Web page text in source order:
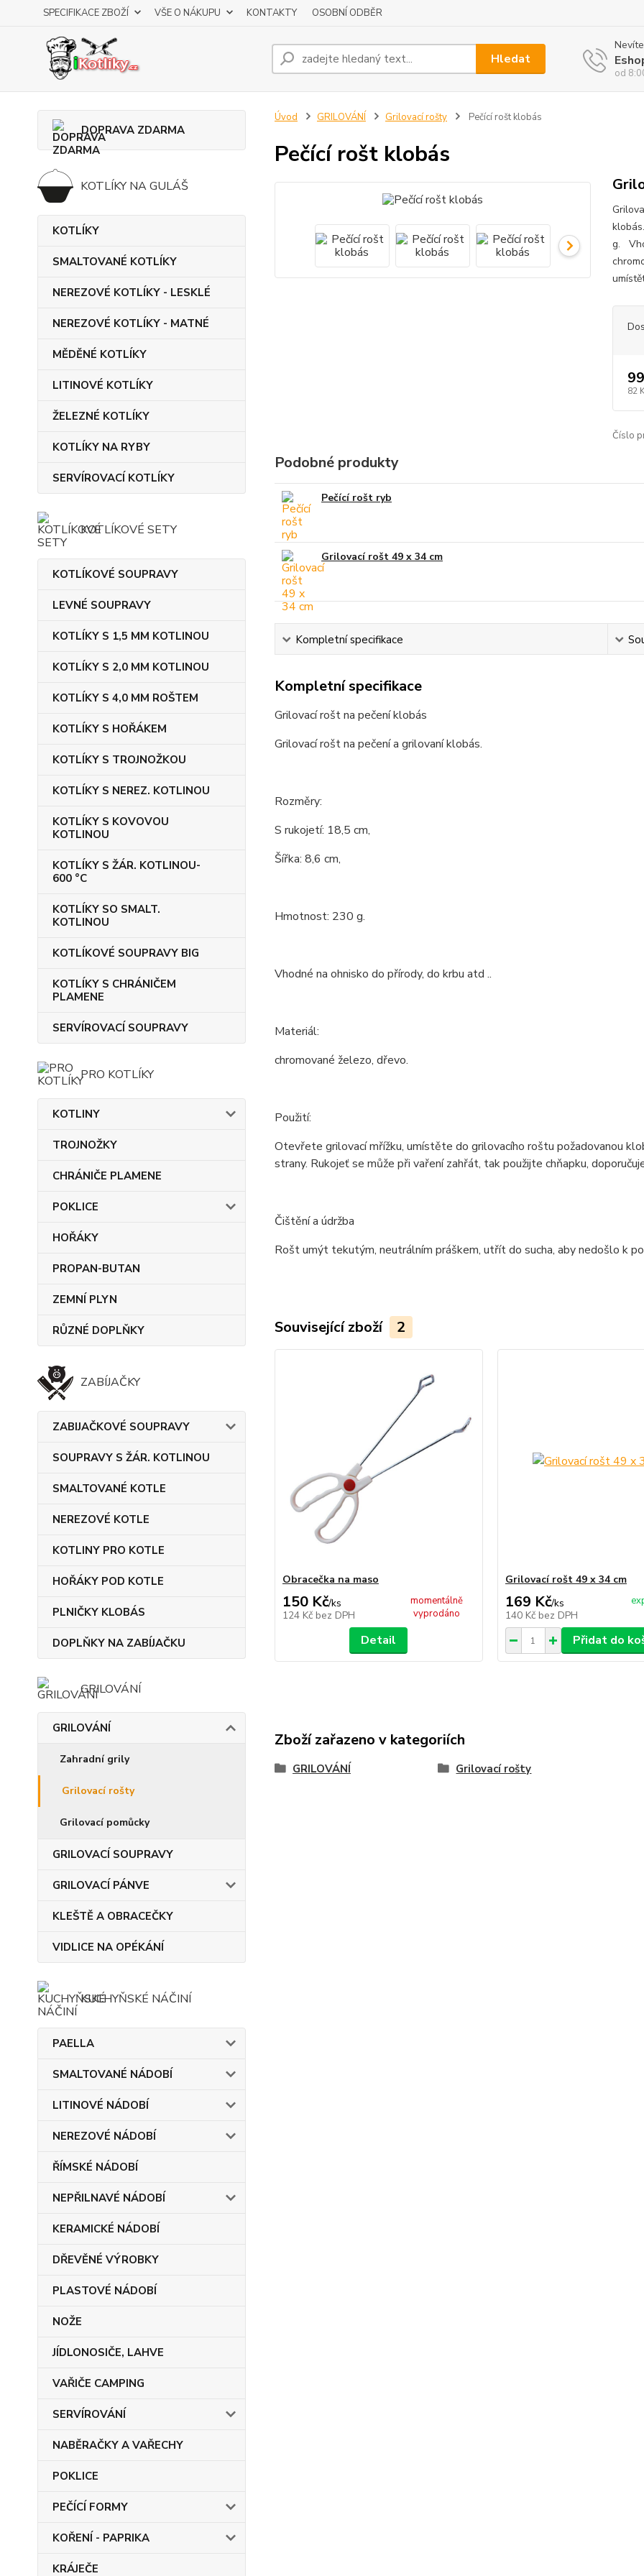
SPECIFIKACE ZBOŽÍ VŠE O NÁKUPU KONTAKTY OSOBNÍ ODBĚR
Hledat
od
DOPRAVA ZDARMA
KOTLÍKY NA GULÁŠ
KOTLÍKY
SMALTOVANÉ KOTLÍKY
NEREZOVÉ KOTLÍKY - LESKLÉ
NEREZOVÉ KOTLÍKY - MATNÉ
MĚDĚNÉ KOTLÍKY
LITINOVÉ KOTLÍKY
ŽELEZNÉ KOTLÍKY
KOTLÍKY NA RYBY
SERVÍROVACÍ KOTLÍKY
KOTLÍKOVÉ SETY
KOTLÍKOVÉ SOUPRAVY
LEVNÉ SOUPRAVY
KOTLÍKY S 1,5 MM KOTLINOU
KOTLÍKY S 2,0 MM KOTLINOU
KOTLÍKY S 4,0 MM ROŠTEM
KOTLÍKY S HOŘÁKEM
KOTLÍKY S TROJNOŽKOU
KOTLÍKY S NEREZ. KOTLINOU
KOTLÍKY S KOVOVOU
KOTLINOU
KOTLÍKY S ŽÁR. KOTLINOU-
600 °C
KOTLÍKY SO SMALT.
KOTLINOU
KOTLÍKOVÉ SOUPRAVY BIG
KOTLÍKY S CHRÁNIČEM
PLAMENE
SERVÍROVACÍ SOUPRAVY
PRO KOTLÍKY
KOTLINY
TROJNOŽKY
CHRÁNIČE PLAMENE
POKLICE
HOŘÁKY
PROPAN-BUTAN
ZEMNÍ PLYN
RŮZNÉ DOPLŇKY
ZABÍJAČKY
ZABIJAČKOVÉ SOUPRAVY
SOUPRAVY S ŽÁR. KOTLINOU
SMALTOVANÉ KOTLE
NEREZOVÉ KOTLE
KOTLINY PRO KOTLE
HOŘÁKY POD KOTLE
PLNIČKY KLOBÁS
DOPLŇKY NA ZABÍJAČKU
GRILOVÁNÍ
GRILOVÁNÍ
Zahradní grily
Grilovací rošty
Grilovací pomůcky
GRILOVACÍ SOUPRAVY
GRILOVACÍ PÁNVE
KLEŠTĚ A OBRACEČKY
VIDLICE NA OPÉKÁNÍ
KUCHYŇSKÉ NÁČINÍ
PAELLA
SMALTOVANÉ NÁDOBÍ
LITINOVÉ NÁDOBÍ
NEREZOVÉ NÁDOBÍ
ŘÍMSKÉ NÁDOBÍ
NEPŘILNAVÉ NÁDOBÍ
KERAMICKÉ NÁDOBÍ
DŘEVĚNÉ VÝROBKY
PLASTOVÉ NÁDOBÍ
NOŽE
JÍDLONOSIČE, LAHVE
VAŘIČE CAMPING
SERVÍROVÁNÍ
NABĚRAČKY A VAŘECHY
POKLICE
PEČÍCÍ FORMY
KOŘENÍ - PAPRIKA
KRÁJEČE
Úvod GRILOVÁNÍ Grilovací rošty Pečící rošt klobás
Pečící rošt klobás
g.
82
Číslo
Podobné produkty
Pečící rošt ryb
Grilovací rošt 49 x 34 cm
Kompletní specifikace
Kompletní specifikace
Grilovací rošt na pečení klobás
Grilovací rošt na pečení a grilovaní klobás.
Rozměry:
S rukojetí: 18,5 cm,
Šířka: 8,6 cm,
Hmotnost: 230 g.
Vhodné na ohnisko do přírody, do krbu atd ..
Materiál:
chromované železo, dřevo.
Použití:
Otevřete grilovací mřížku, umístěte do grilovacího roštu požadovanou
strany. Rukojeť se může při vaření zahřát, tak použijte chňapku,
Čištění a údržba
Rošt umýt tekutým, neutrálním práškem, utřít do sucha, aby nedošlo k
Související zboží 2
Obracečka na maso
150 Kč/ks
124 Kč bez DPH
momentálně
vyprodáno
Detail
Grilovací rošt 49 x 34 cm
169 Kč/ks
140 Kč bez DPH
Přidat do
Zboží zařazeno v kategoriích
GRILOVÁNÍ Grilovací rošty